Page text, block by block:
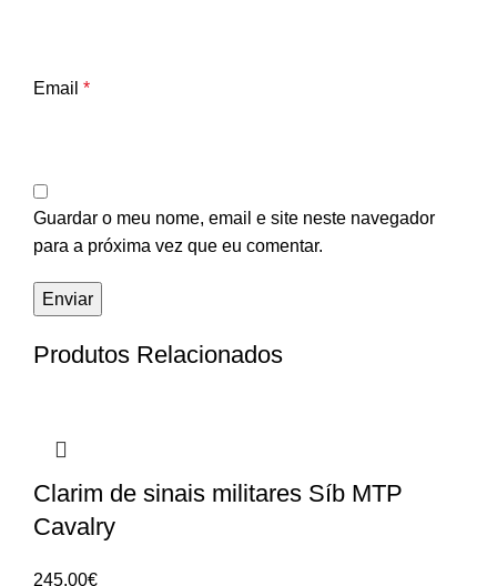
Email *
Guardar o meu nome, email e site neste navegador
para a próxima vez que eu comentar.
Produtos Relacionados
Clarim de sinais militares Síb MTP
Cavalry
245.00€